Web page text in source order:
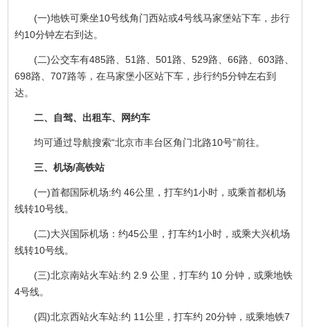
(一)地铁可乘坐10号线角门西站或4号线马家堡站下车，步行
约10分钟左右到达。
(二)公交车有485路、51路、501路、529路、66路、603路、
698路、707路等，在马家堡小区站下车，步行约5分钟左右到
达。
二、自驾、出租车、网约车
均可通过导航搜索“北京市丰台区角门北路10号”前往。
三、机场/高铁站
(一)首都国际机场:约 46公里，打车约1小时，或乘首都机场
线转10号线。
(二)大兴国际机场：约45公里，打车约1小时，或乘大兴机场
线转10号线。
(三)北京南站火车站:约 2.9 公里，打车约 10 分钟，或乘地铁
4号线。
(四)北京西站火车站:约 11公里，打车约 20分钟，或乘地铁7